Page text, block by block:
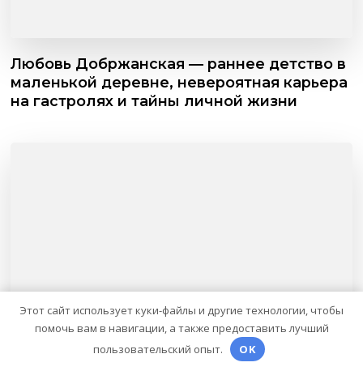
Любовь Добржанская — раннее детство в
маленькой деревне, невероятная карьера
на гастролях и тайны личной жизни
Этот сайт использует куки-файлы и другие технологии, чтобы
помочь вам в навигации, а также предоставить лучший
пользовательский опыт.
OK